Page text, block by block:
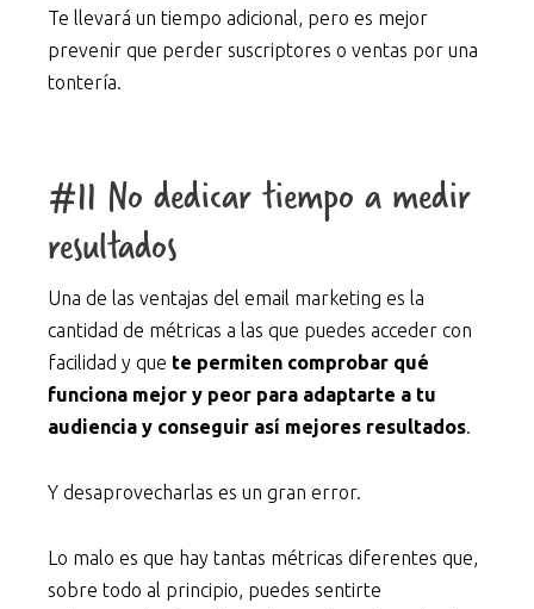
Te llevará un tiempo adicional, pero es mejor
prevenir que perder suscriptores o ventas por una
tontería.
#11 No dedicar tiempo a medir
resultados
Una de las ventajas del email marketing es la
cantidad de métricas a las que puedes acceder con
facilidad y que te permiten comprobar qué
funciona mejor y peor para adaptarte a tu
audiencia y conseguir así mejores resultados
Y desaprovecharlas es un gran error.
Lo malo es que hay tantas métricas diferentes que,
sobre todo al principio, puedes sentirte